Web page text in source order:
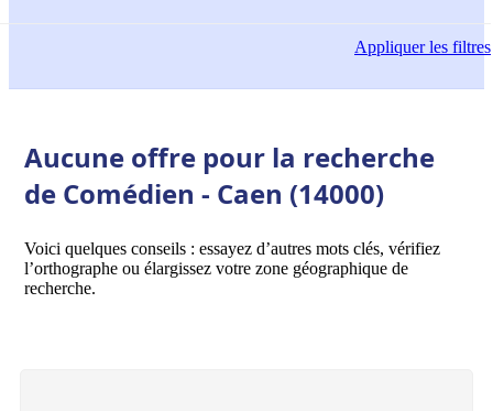
Appliquerles filtres
Aucune offre pour la recherche
de Comédien - Caen (14000)
Voici quelques conseils : essayez d’autres mots clés, vérifiez
l’orthographe ou élargissez votre zone géographique de
recherche.